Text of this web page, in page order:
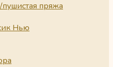
пряжа
Нью